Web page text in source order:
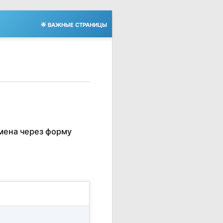
🌟 ВАЖНЫЕ СТРАНИЦЫ
через форму